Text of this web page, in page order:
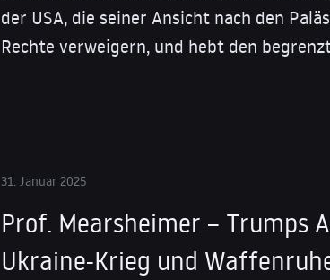
der USA, die seiner Ansicht nach den
Rechte verweigern, und hebt den
31. Januar 2025
Prof. Mearsheimer – Trumps
Ukraine-Krieg und